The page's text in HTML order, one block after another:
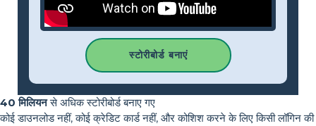
स्टोरीबोर्ड बनाएं
40 मिलियनसे अधिक स्टोरीबोर्ड बनाए गए
कोई डाउनलोड नहीं, कोई क्रेडिट कार्ड नहीं, और कोशिश करने के लिए किसी लॉगिन की